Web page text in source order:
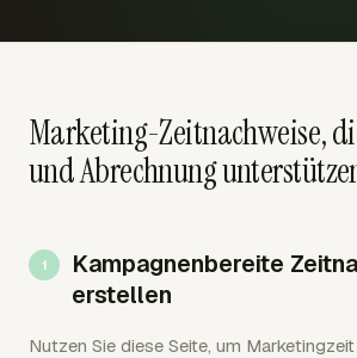
Marketing-Zeitnachweise,
und Abrechnung
Kampagnenbereite
erstellen
Nutzen Sie diese Seite, um